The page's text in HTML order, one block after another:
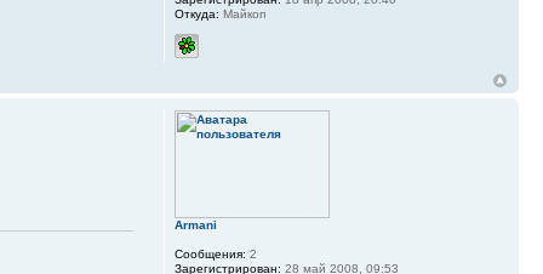
Откуда: Майкоп
Armani
Сообщения: 2
Зарегистрирован: 28 май 2008, 09:53